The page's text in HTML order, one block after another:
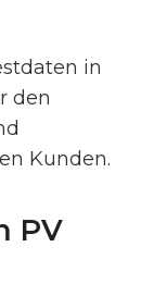
in
den
Kunden.
PV